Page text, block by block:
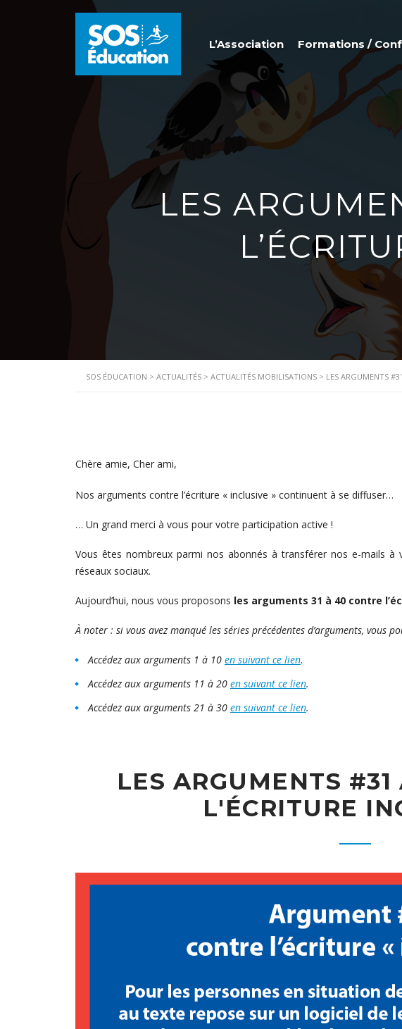
L’Association Formations /
LES
SOS ÉDUCATION > ACTUALITÉS > ACTUALITÉS MOBILISATIONS > LES ARGUMENTS
Chère amie, Cher ami,
Nos arguments contre l’écriture « inclusive » continuent à se diffuser…
… Un grand merci à vous pour votre participation active !
Vous êtes nombreux parmi nos abonnés à transférer nos e-mails
réseaux sociaux.
Aujourd’hui, nous vous proposons les arguments 31 à 40 contre
À noter : si vous avez manqué les séries précédentes d’arguments, vous
Accédez aux arguments 1 à 10 en suivant ce lien.
Accédez aux arguments 11 à 20 en suivant ce lien.
Accédez aux arguments 21 à 30 en suivant ce lien.
LES ARGUMENTS
L'ÉCRITURE